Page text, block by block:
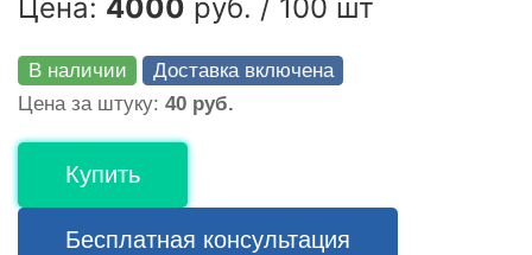
Цена: 4000 руб. / 100 шт
В наличии
Доставка включена
Цена за штуку: 40 руб.
Купить
Бесплатная консультация